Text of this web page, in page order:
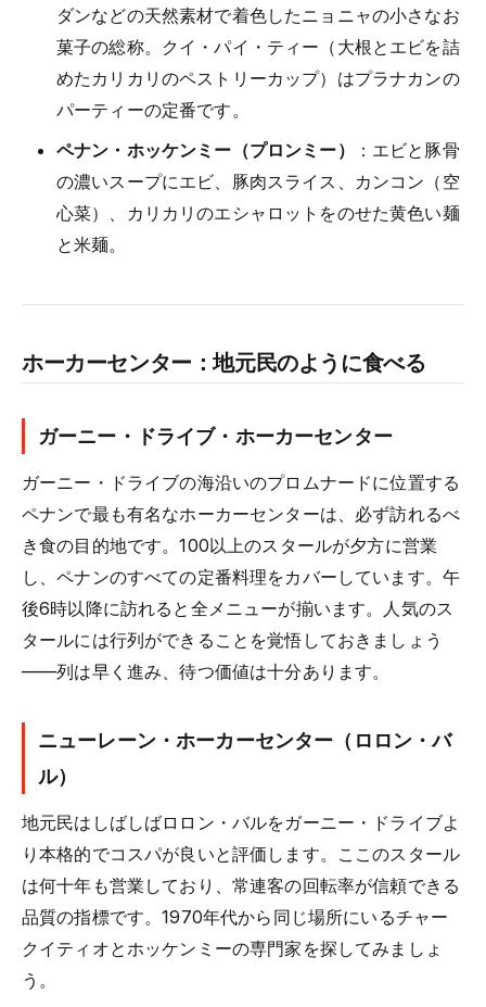
ダンなどの天然素材で着色したニョニャの小さなお
菓子の総称。クイ・パイ・ティー（大根とエビを詰
めたカリカリのペストリーカップ）はプラナカンの
パーティーの定番です。
ペナン・ホッケンミー（プロンミー）
：エビと豚骨
の濃いスープにエビ、豚肉スライス、カンコン（空
心菜）、カリカリのエシャロットをのせた黄色い麺
と米麺。
ホーカーセンター：地元民のように食べる
ガーニー・ドライブ・ホーカーセンター
ガーニー・ドライブの海沿いのプロムナードに位置する
ペナンで最も有名なホーカーセンターは、必ず訪れるべ
き食の目的地です。100以上のスタールが夕方に営業
し、ペナンのすべての定番料理をカバーしています。午
後6時以降に訪れると全メニューが揃います。人気のス
タールには行列ができることを覚悟しておきましょう
——列は早く進み、待つ価値は十分あります。
ニューレーン・ホーカーセンター（ロロン・バ
ル）
地元民はしばしばロロン・バルをガーニー・ドライブよ
り本格的でコスパが良いと評価します。ここのスタール
は何十年も営業しており、常連客の回転率が信頼できる
品質の指標です。1970年代から同じ場所にいるチャー
クイティオとホッケンミーの専門家を探してみましょ
う。